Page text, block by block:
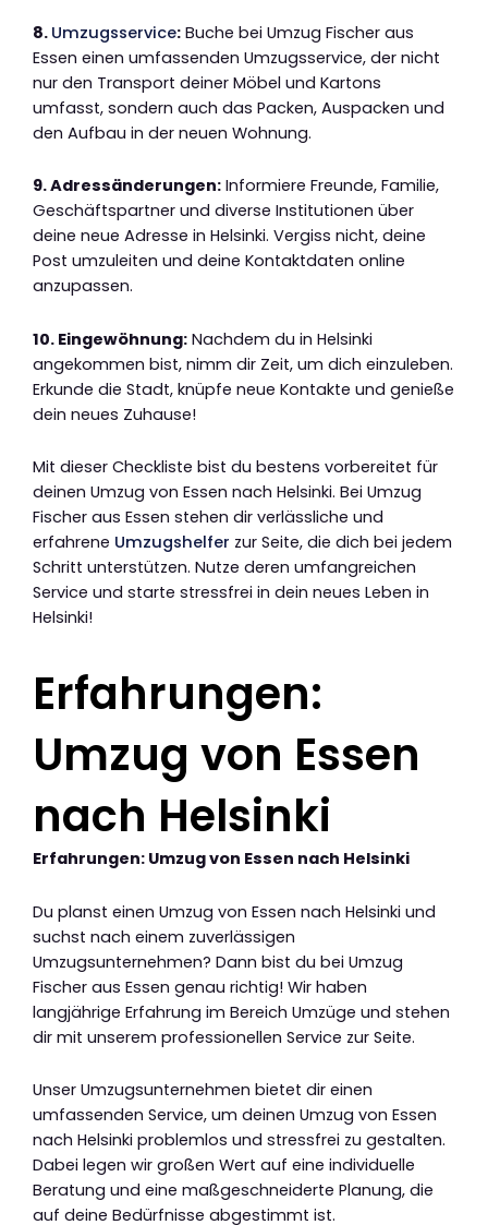
8. Umzugsservice: Buche bei Umzug Fischer aus
Essen einen umfassenden Umzugsservice, der nicht
nur den Transport deiner Möbel und Kartons
umfasst, sondern auch das Packen, Auspacken und
den Aufbau in der neuen Wohnung.
9. Adressänderungen: Informiere Freunde, Familie,
Geschäftspartner und diverse Institutionen über
deine neue Adresse in Helsinki. Vergiss nicht, deine
Post umzuleiten und deine Kontaktdaten online
anzupassen.
10. Eingewöhnung: Nachdem du in Helsinki
angekommen bist, nimm dir Zeit, um dich einzuleben.
Erkunde die Stadt, knüpfe neue Kontakte und genieße
dein neues Zuhause!
Mit dieser Checkliste bist du bestens vorbereitet für
deinen Umzug von Essen nach Helsinki. Bei Umzug
Fischer aus Essen stehen dir verlässliche und
erfahrene Umzugshelfer zur Seite, die dich bei jedem
Schritt unterstützen. Nutze deren umfangreichen
Service und starte stressfrei in dein neues Leben in
Helsinki!
Erfahrungen:
Umzug von Essen
nach Helsinki
Erfahrungen: Umzug von Essen nach Helsinki
Du planst einen Umzug von Essen nach Helsinki und
suchst nach einem zuverlässigen
Umzugsunternehmen? Dann bist du bei Umzug
Fischer aus Essen genau richtig! Wir haben
langjährige Erfahrung im Bereich Umzüge und stehen
dir mit unserem professionellen Service zur Seite.
Unser Umzugsunternehmen bietet dir einen
umfassenden Service, um deinen Umzug von Essen
nach Helsinki problemlos und stressfrei zu gestalten.
Dabei legen wir großen Wert auf eine individuelle
Beratung und eine maßgeschneiderte Planung, die
auf deine Bedürfnisse abgestimmt ist.